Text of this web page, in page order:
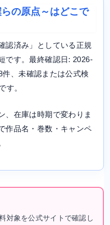
の原点～はどこで
認済み」としている正規
です。最終確認日: 2026-
、未確認または公式検
す。
、在庫は時期で変わりま
作品名・巻数・キャンペ
対象を公式サイトで確認し